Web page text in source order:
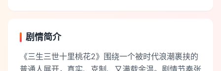
剧情简介
《三生三世十里桃花2》围绕一个被时代浪潮裹挟的